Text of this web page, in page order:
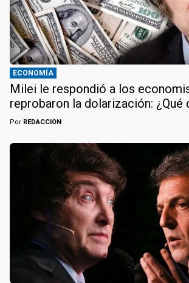
ECONOMÍA
Milei le respondió a los
reprobaron la dolarización: ¿Qué
Por REDACCION